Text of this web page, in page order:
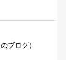
ブログ）